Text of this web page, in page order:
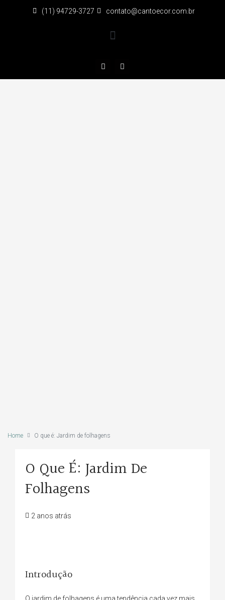
(11) 94729-3727 contato@cantoecor.com.br
Home O que é: Jardim de folhagens
O Que É: Jardim De
Folhagens
2 anos atrás
Introdução